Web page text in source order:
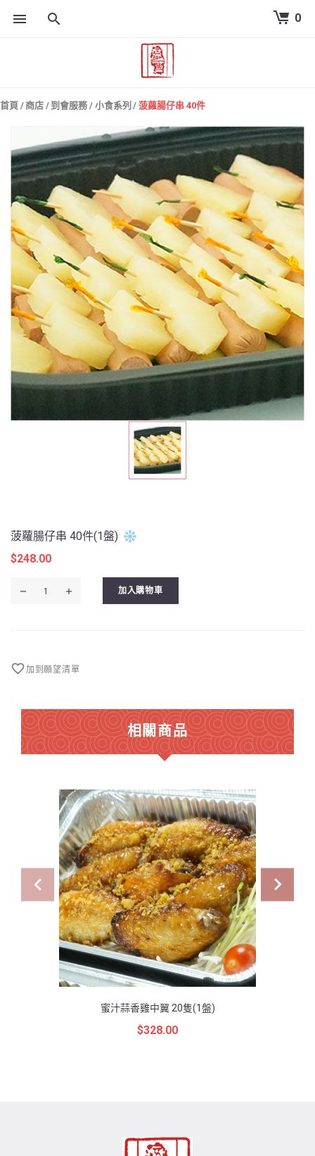
0
首頁 /商店 / 到會服務 / 小食系列 / 菠蘿腸仔串 40件
菠蘿腸仔串 40件(1盤)
$248.00
件
加入購物車
加到願望清單
相關商品
蜜汁蒜香雞中翼 20隻(1盤)
$328.00